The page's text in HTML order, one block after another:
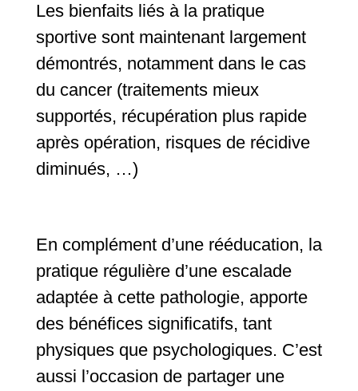
Les bienfaits liés à la pratique
sportive sont maintenant largement
démontrés, notamment dans le cas
du cancer (traitements mieux
supportés, récupération plus rapide
après opération, risques de récidive
diminués, …)
En complément d’une rééducation, la
pratique régulière d’une escalade
adaptée à cette pathologie, apporte
des bénéfices significatifs, tant
physiques que psychologiques. C’est
aussi l’occasion de partager une